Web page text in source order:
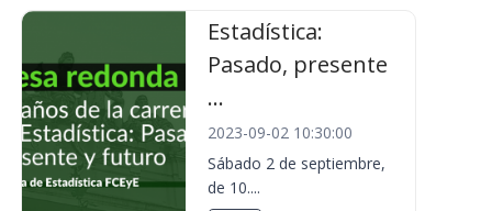
Estadística:
Pasado, presente
...
2023-09-02 10:30:00
Sábado 2 de septiembre,
de 10....